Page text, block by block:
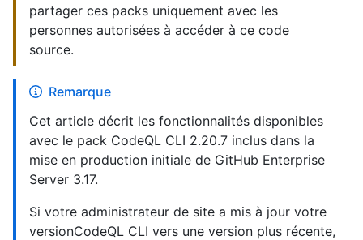
partager ces packs uniquement avec les
personnes autorisées à accéder à ce code
source.
Remarque
Cet article décrit les fonctionnalités disponibles
avec le pack CodeQL CLI 2.20.7 inclus dans la
mise en production initiale de GitHub Enterprise
Server 3.17.
Si votre administrateur de site a mis à jour votre
versionCodeQL CLI vers une version plus récente,